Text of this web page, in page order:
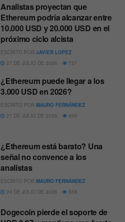
Analistas proyectan que
Ethereum podría alcanzar entre
10.000 USD y 20.000 USD en el
próximo ciclo alcista
ESCRITO POR JAVIER LOPEZ
27 DE JULIO DE 2026
727
¿Ethereum puede llegar a los
3.000 USD en 2026?
ESCRITO POR MAURO FERNÁNDEZ
27 DE JULIO DE 2026
695
¿Ethereum está barato? Una
señal no convence a los
analistas
ESCRITO POR MAURO FERNÁNDEZ
24 DE JULIO DE 2026
658
Dogecoin pierde el soporte de